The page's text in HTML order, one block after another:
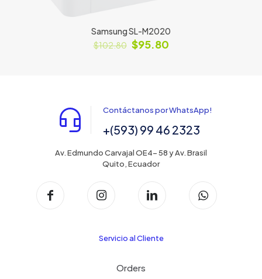
Samsung SL-M2020
$102.80 $95.80
Contáctanos por WhatsApp!
+(593) 99 46 2323
Av. Edmundo Carvajal OE4- 58 y Av. Brasil
Quito, Ecuador
Servicio al Cliente
Orders